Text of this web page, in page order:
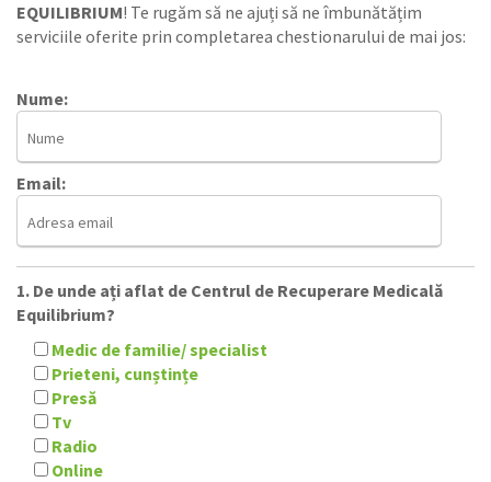
EQUILIBRIUM! Te rugăm să ne ajuți să ne îmbunătățim
serviciile oferite prin completarea chestionarului de mai jos:
Nume:
Email:
1. De unde ați aflat de Centrul de Recuperare Medicală
Equilibrium?
Medic de familie/ specialist
Prieteni, cunștințe
Presă
Tv
Radio
Online